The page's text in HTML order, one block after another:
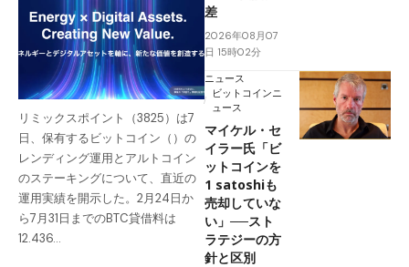
リミックスポイント（3825）は7
日、保有するビットコイン（）の
レンディング運用とアルトコイン
のステーキングについて、直近の
運用実績を開示した。2月24日か
ら7月31日までのBTC貸借料は
12.436…
差
2026年08月07
日 15時02分
ニュース
ビットコインニ
ュース
マイケル・セ
イラー氏「ビ
ットコインを
1 satoshiも
売却していな
い」──スト
ラテジーの方
針と区別